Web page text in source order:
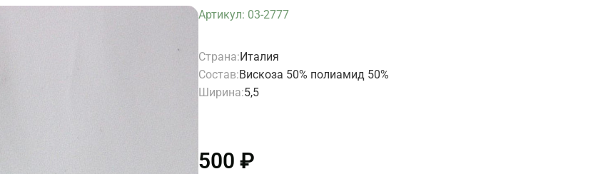
Артикул: 03-2777
Страна:Италия
Состав:Вискоза 50% полиамид 50%
Ширина:5,5
500 ₽